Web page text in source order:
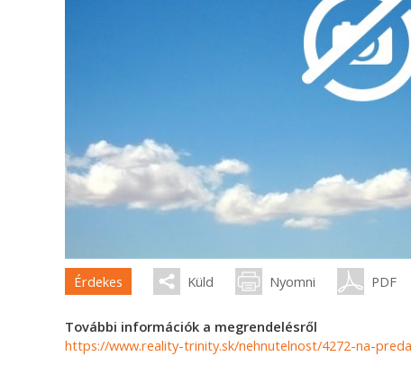
Érdekes Küld Nyomni PDF
További információk a megrendelésről